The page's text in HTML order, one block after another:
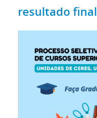
resultado final